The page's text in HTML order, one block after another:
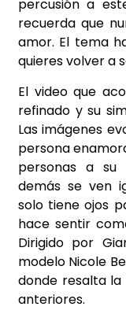
percusión a
recuerda que
amor. El tema
quieres volver a
El video que
refinado y su
Las imágenes
persona
personas a su
demás se ven
solo tiene ojos
hace sentir
Dirigido por
modelo Nicole
donde resalta la
anteriores.